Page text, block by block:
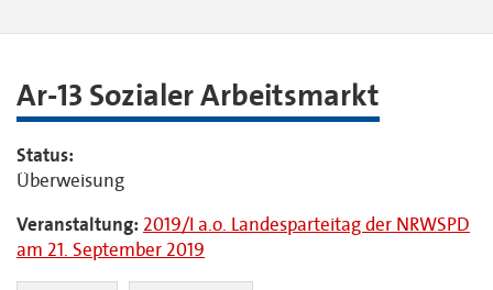
Ar-13 Sozialer Arbeitsmarkt
Status:
Überweisung
Veranstaltung: 2019/I a.o. Landesparteitag der NRWSPD
am 21. September 2019